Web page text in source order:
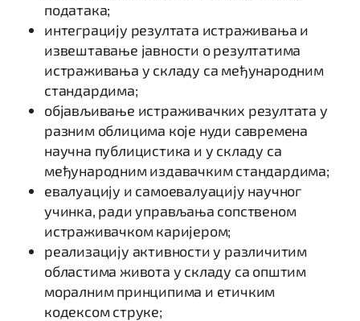
података;
интеграцију резултата истраживања и
извештавање јавности о резултатима
истраживања у складу са међународним
стандардима;
објављивање истраживачких резултата у
разним облицима које нуди савремена
научна публицистика и у складу са
међународним издавачким стандардима;
евалуацију и самоевалуацију научног
учинка, ради управљања сопственом
истраживачком каријером;
реализацију активности у различитим
областима живота у складу са општим
моралним принципима и етичким
кодексом струке;